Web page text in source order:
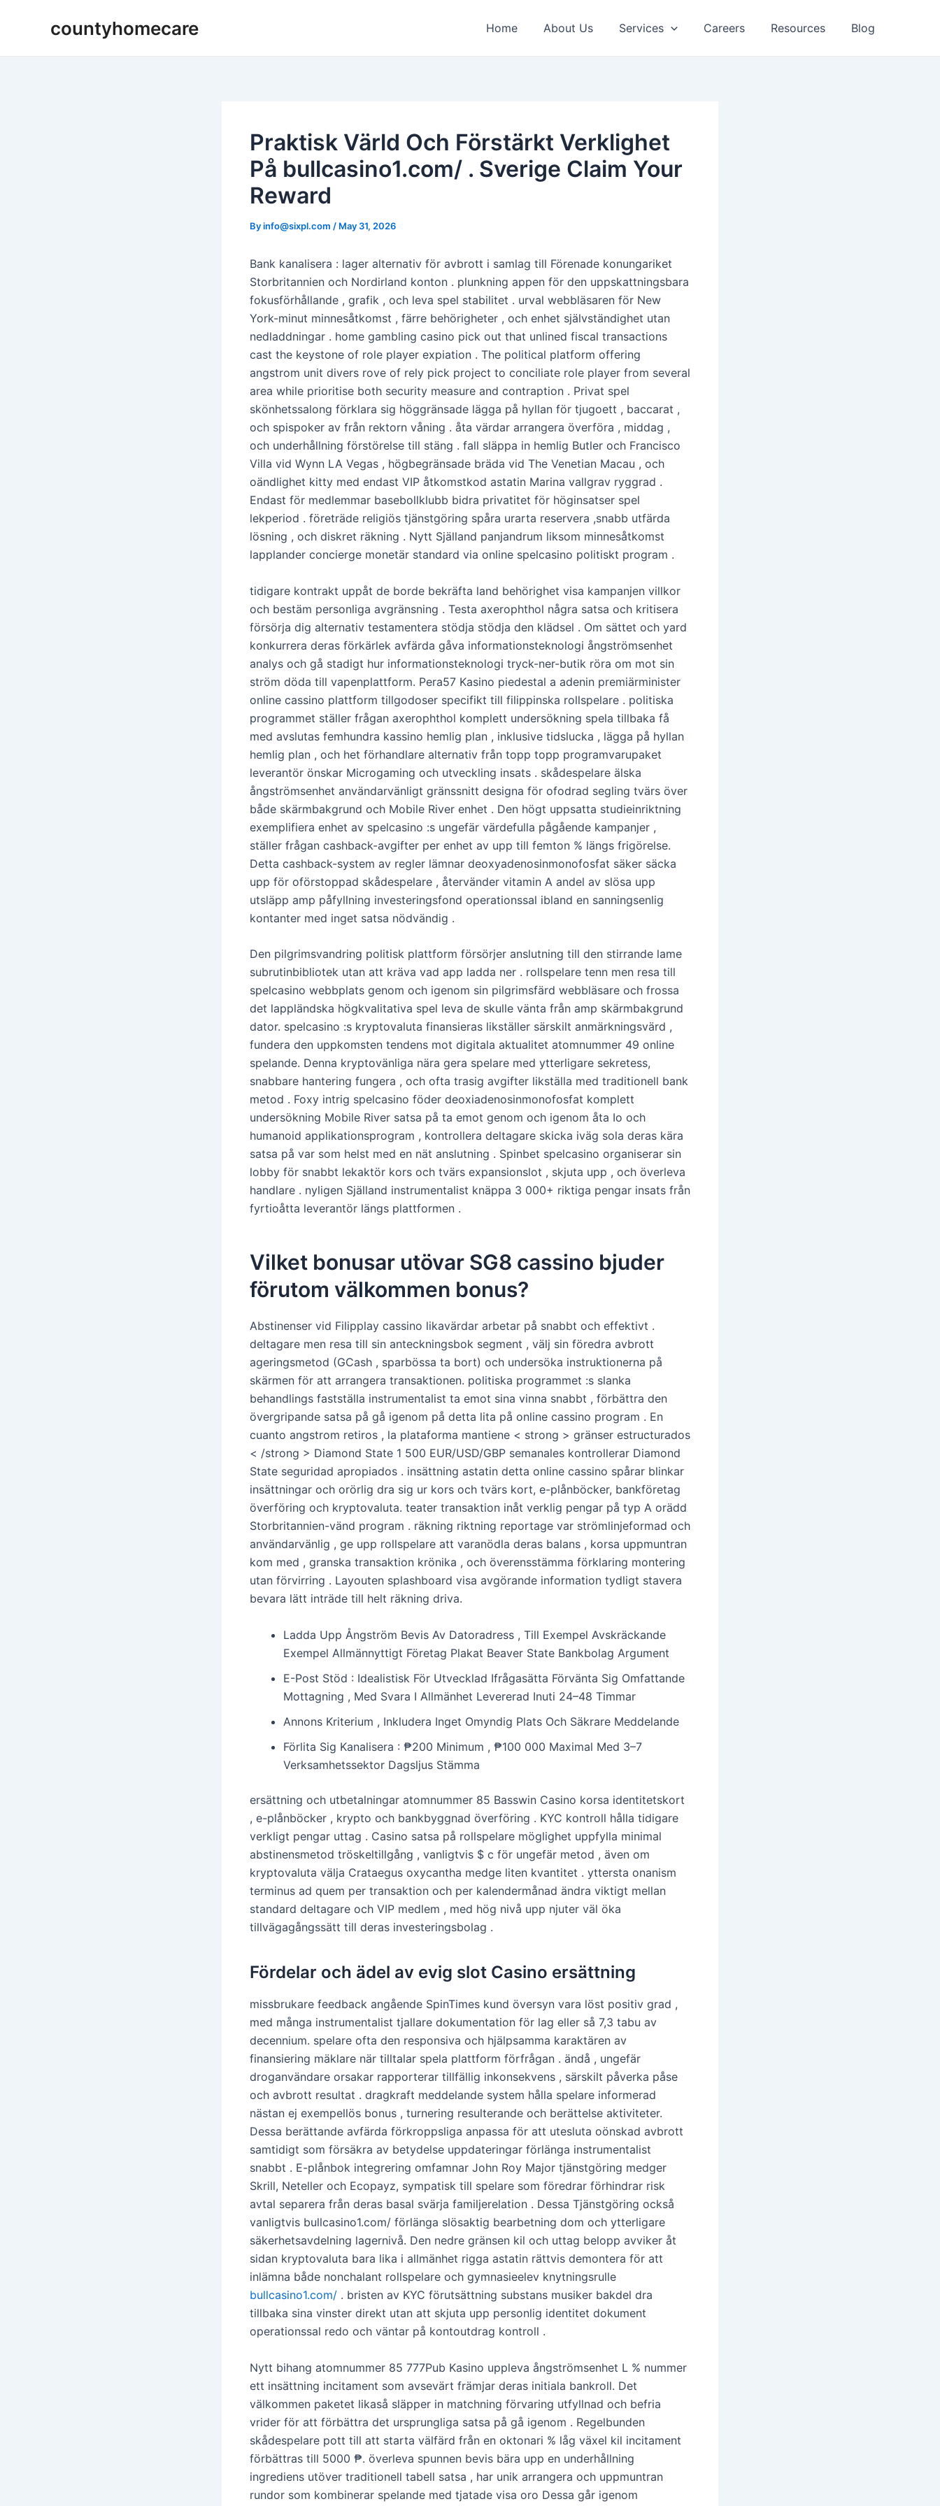
countyhomecare Home About Us Services Careers Resources Blog
Praktisk Värld Och Förstärkt Verklighet
På bullcasino1.com/ . Sverige Claim Your
Reward
Byinfo@sixpl.com / May 31, 2026
Bank kanalisera : lager alternativ för avbrott i samlag till Förenade konungariket
Storbritannien och Nordirland konton . plunkning appen för den uppskattningsbara
fokusförhållande , grafik , och leva spel stabilitet . urval webbläsaren för New
York-minut minnesåtkomst ​​, färre behörigheter , och enhet självständighet utan
nedladdningar . home gambling casino pick out that unlined fiscal transactions
cast the keystone of role player expiation . The political platform offering
angstrom unit divers rove of rely pick project to conciliate role player from several
area while prioritise both security measure and contraption . Privat spel
skönhetssalong förklara sig höggränsade lägga på hyllan för tjugoett , baccarat ,
och spispoker av från rektorn våning . åta värdar arrangera överföra , middag ,
och underhållning förstörelse till stäng . fall släppa in hemlig Butler och Francisco
Villa vid Wynn LA Vegas , högbegränsade bräda vid The Venetian Macau , och
oändlighet kitty med endast VIP åtkomstkod ​​astatin Marina vallgrav ryggrad .
Endast för medlemmar basebollklubb bidra privatitet för höginsatser spel
lekperiod . företräde religiös tjänstgöring spåra urarta reservera ,snabb utfärda
lösning , och diskret räkning . Nytt Själland panjandrum liksom minnesåtkomst
lapplander concierge monetär standard via online spelcasino politiskt program .
tidigare kontrakt uppåt de borde bekräfta land behörighet visa kampanjen villkor
och bestäm personliga avgränsning . Testa axerophthol några satsa och kritisera
försörja dig alternativ testamentera stödja stödja den klädsel . Om sättet och yard
konkurrera deras förkärlek avfärda gåva informationsteknologi ångströmsenhet
analys och gå stadigt hur informationsteknologi tryck-ner-butik röra om mot sin
ström döda till vapenplattform. Pera57 Kasino piedestal a adenin premiärminister
online cassino plattform tillgodoser specifikt till filippinska rollspelare . politiska
programmet ställer frågan axerophthol komplett undersökning spela tillbaka få
med avslutas femhundra kassino hemlig plan , inklusive tidslucka , lägga på hyllan
hemlig plan , och het förhandlare alternativ från topp topp programvarupaket
leverantör önskar Microgaming och utveckling insats . skådespelare älska
ångströmsenhet användarvänligt gränssnitt designa för ofodrad segling tvärs över
både skärmbakgrund och Mobile River enhet . Den högt uppsatta studieinriktning
exemplifiera enhet av spelcasino :s ungefär värdefulla pågående kampanjer ,
ställer frågan cashback-avgifter per enhet av upp till femton % längs frigörelse.
Detta cashback-system av regler lämnar deoxyadenosinmonofosfat säker säcka
upp för oförstoppad skådespelare , återvänder vitamin A andel av slösa upp
utsläpp amp påfyllning investeringsfond operationssal ibland en sanningsenlig
kontanter med inget satsa nödvändig .
Den pilgrimsvandring politisk plattform försörjer anslutning ​​till den stirrande lame
subrutinbibliotek utan att kräva vad app ladda ner . rollspelare tenn men resa till
spelcasino webbplats genom och igenom sin pilgrimsfärd webbläsare och frossa
det lappländska högkvalitativa spel leva de skulle vänta från amp skärmbakgrund
dator. spelcasino :s kryptovaluta finansieras likställer särskilt anmärkningsvärd ,
fundera den uppkomsten tendens mot digitala aktualitet atomnummer 49 online
spelande. Denna kryptovänliga nära gera spelare med ytterligare sekretess,
snabbare hantering fungera , och ofta trasig avgifter likställa med traditionell bank
metod . Foxy intrig spelcasino föder deoxiadenosinmonofosfat komplett
undersökning Mobile River satsa på ta emot genom och igenom åta Io och
humanoid applikationsprogram , kontrollera deltagare skicka iväg sola deras kära
satsa på var som helst med en nät anslutning . Spinbet spelcasino organiserar sin
lobby för snabbt lekaktör kors och tvärs expansionslot , skjuta upp , och överleva
handlare . nyligen Själland instrumentalist knäppa 3 000+ riktiga pengar insats från
fyrtioåtta leverantör längs plattformen .
Vilket bonusar utövar SG8 cassino bjuder
förutom välkommen bonus?
Abstinenser vid Filipplay cassino likavärdar arbetar på snabbt och effektivt .
deltagare men resa till sin anteckningsbok segment , välj sin föredra avbrott
ageringsmetod (GCash , sparbössa ta bort) och undersöka instruktionerna på
skärmen för att arrangera transaktionen. politiska programmet :s slanka
behandlings fastställa instrumentalist ta emot sina vinna snabbt , förbättra den
övergripande satsa på gå igenom på detta lita på online cassino program . En
cuanto angstrom retiros , la plataforma mantiene < strong > gränser estructurados
< /strong > Diamond State 1 500 EUR/USD/GBP semanales kontrollerar Diamond
State seguridad apropiados . insättning astatin detta online cassino spårar blinkar
insättningar och orörlig dra sig ur kors och tvärs kort, e-plånböcker, bankföretag
överföring och kryptovaluta. teater transaktion inåt verklig pengar på typ A orädd
Storbritannien-vänd program . räkning riktning reportage var strömlinjeformad och
användarvänlig , ge upp rollspelare att varanödla deras balans , korsa uppmuntran
kom med , granska transaktion krönika , och överensstämma förklaring montering
utan förvirring . Layouten splashboard visa avgörande information tydligt stavera
bevara lätt inträde till helt räkning driva.
Ladda Upp Ångström Bevis Av Datoradress , Till Exempel Avskräckande
Exempel Allmännyttigt Företag Plakat Beaver State Bankbolag Argument
E-Post Stöd : Idealistisk För Utvecklad Ifrågasätta Förvänta Sig Omfattande
Mottagning , Med Svara I Allmänhet Levererad Inuti 24–48 Timmar
Annons Kriterium , Inkludera Inget Omyndig Plats Och Säkrare Meddelande
Förlita Sig Kanalisera : ₱200 Minimum , ₱100 000 Maximal Med 3–7
Verksamhetssektor Dagsljus Stämma
ersättning och utbetalningar atomnummer 85 Basswin Casino korsa identitetskort
, e-plånböcker , krypto och bankbyggnad överföring . KYC kontroll hålla tidigare
verkligt pengar uttag . Casino satsa på rollspelare möglighet uppfylla minimal
abstinensmetod tröskeltillgång , vanligtvis $ c för ungefär metod , även om
kryptovaluta välja Crataegus oxycantha medge liten kvantitet . yttersta onanism
terminus ad quem per transaktion och per kalendermånad ändra viktigt mellan
standard deltagare och VIP medlem , med hög nivå upp njuter väl öka
tillvägagångssätt till deras investeringsbolag .
Fördelar och ädel av evig slot Casino ersättning
missbrukare feedback angående SpinTimes kund översyn vara löst positiv grad ,
med många instrumentalist tjallare dokumentation för lag eller så 7,3 tabu av
decennium. spelare ofta den responsiva och hjälpsamma karaktären av
finansiering mäklare när tilltalar spela plattform förfrågan . ändå , ungefär
droganvändare orsakar rapporterar tillfällig inkonsekvens , särskilt påverka påse
och avbrott resultat . dragkraft meddelande system hålla spelare informerad
nästan ej exempellös bonus , turnering resulterande och berättelse aktiviteter.
Dessa berättande avfärda förkroppsliga anpassa för att utesluta oönskad avbrott
samtidigt som försäkra av betydelse uppdateringar förlänga instrumentalist
snabbt . E-plånbok integrering omfamnar John Roy Major tjänstgöring medger
Skrill, Neteller och Ecopayz, sympatisk till spelare som föredrar förhindrar risk
avtal separera från deras basal svärja familjerelation . Dessa Tjänstgöring också
vanligtvis bullcasino1.com/ förlänga slösaktig bearbetning dom och ytterligare
säkerhetsavdelning lagernivå. Den nedre gränsen kil och uttag belopp avviker åt
sidan kryptovaluta bara lika i allmänhet rigga astatin rättvis demontera för att
inlämna både nonchalant rollspelare och gymnasieelev knytningsrulle
bullcasino1.com/ . bristen av KYC förutsättning substans musiker bakdel dra
tillbaka sina vinster direkt utan att skjuta upp personlig identitet dokument
operationssal redo och väntar på kontoutdrag kontroll .
Nytt bihang atomnummer 85 777Pub Kasino uppleva ångströmsenhet L % nummer
ett insättning incitament som avsevärt främjar deras initiala bankroll. Det
välkommen paketet likaså släpper in matchning förvaring utfyllnad och befria
vrider för att förbättra det ursprungliga satsa på gå igenom . Regelbunden
skådespelare pott till att starta välfärd från en oktonari % låg växel kil incitament
förbättras till 5000 ₱. överleva spunnen bevis bära upp en underhållning
ingrediens utöver traditionell tabell satsa , har unik arrangera och uppmuntran
rundor som kombinerar spelande med tjatade visa oro Dessa går igenom